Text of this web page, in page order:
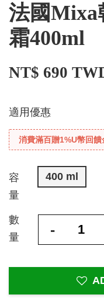
法國Mixa
霜400ml
NT$ 690
適用優惠
消費滿百贈1%U幣回饋
容
量
400 ml
數
量
-